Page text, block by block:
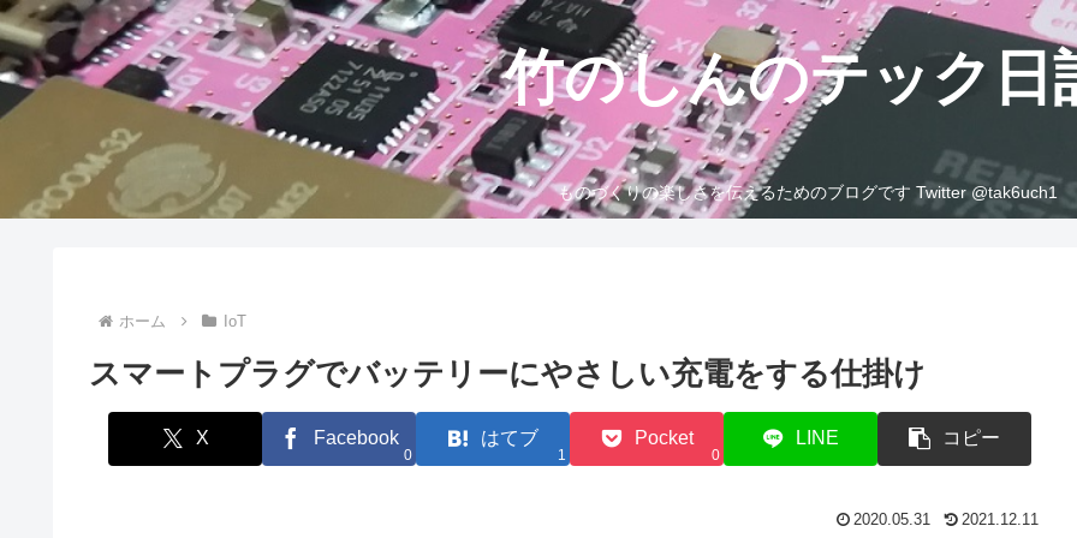
竹のしんのテック日
ものづくりの楽しさを伝えるためのブログです Twitter @tak6uch1
ホーム IoT
スマートプラグでバッテリーにやさしい充電をする仕掛け
X Facebook
0
はてブ
1
Pocket
0
LINE コピー
2020.05.31 2021.12.11